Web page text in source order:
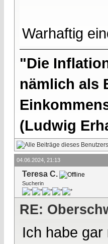
Warhaftig
"Die
nämlich als
(Ludwig
04.06.2024, 21:13
Teresa C.
Sucherin
RE:
Ich habe